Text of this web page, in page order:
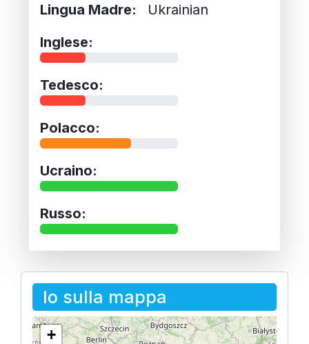
Lingua Madre:
Ukrainian
Inglese:
Tedesco:
Polacco:
Ucraino:
Russo:
Io sulla mappa
+